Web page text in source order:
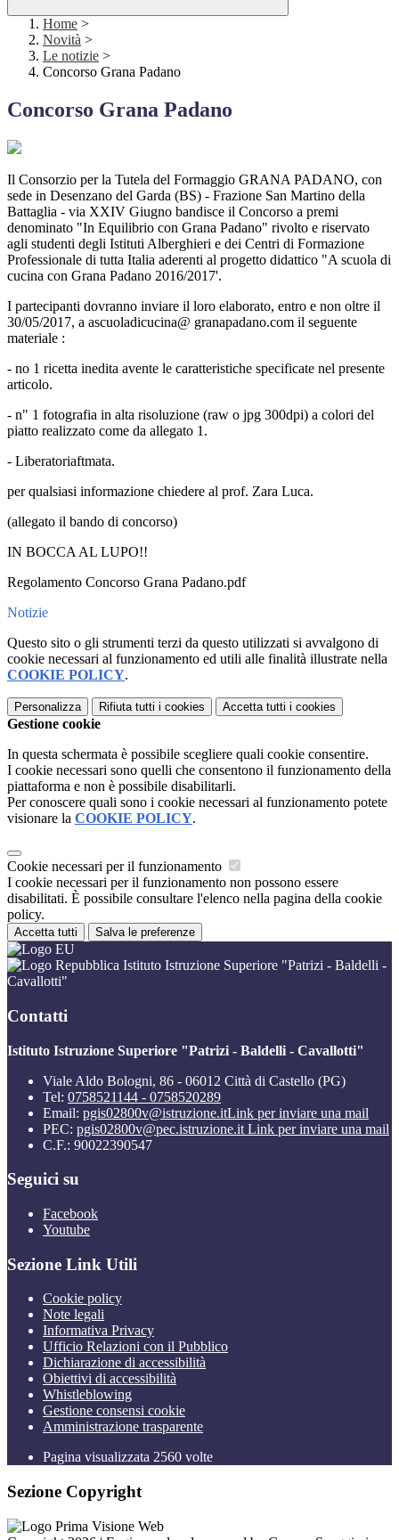
Home >
Novità >
Le notizie >
Concorso Grana Padano
Concorso Grana Padano
Il Consorzio per la Tutela del Formaggio GRANA PADANO, con
sede in Desenzano del Garda (BS) - Frazione San Martino della
Battaglia - via XXIV Giugno bandisce il Concorso a premi
denominato "In Equilibrio con Grana Padano" rivolto e riservato
agli studenti degli Istituti Alberghieri e dei Centri di Formazione
Professionale di tutta Italia aderenti al progetto didattico "A scuola di
cucina con Grana Padano 2016/2017'.
I partecipanti dovranno inviare il loro elaborato, entro e non oltre il
30/05/2017, a ascuoladicucina@ granapadano.com il seguente
materiale :
- no 1 ricetta inedita avente le caratteristiche specificate nel presente
articolo.
- n" 1 fotografia in alta risoluzione (raw o jpg 300dpi) a colori del
piatto realizzato come da allegato 1.
- Liberatoriaftmata.
per qualsiasi informazione chiedere al prof. Zara Luca.
(allegato il bando di concorso)
IN BOCCA AL LUPO!!
Regolamento Concorso Grana Padano.pdf
Notizie
Questo sito o gli strumenti terzi da questo utilizzati si avvalgono di
cookie necessari al funzionamento ed utili alle finalità illustrate nella
COOKIE POLICY.
Personalizza Rifiuta tutti i cookies Accetta tutti i cookies
Gestione cookie
In questa schermata è possibile scegliere quali cookie consentire.
I cookie necessari sono quelli che consentono il funzionamento della
piattaforma e non è possibile disabilitarli.
Per conoscere quali sono i cookie necessari al funzionamento potete
visionare la COOKIE POLICY.
Cookie necessari per il funzionamento
I cookie necessari per il funzionamento non possono essere
disabilitati. È possibile consultare l'elenco nella pagina della cookie
policy.
Accetta tutti Salva le preferenze
Istituto Istruzione Superiore "Patrizi - Baldelli -
Cavallotti"
Contatti
Istituto Istruzione Superiore "Patrizi - Baldelli - Cavallotti"
Viale Aldo Bologni, 86 - 06012 Città di Castello (PG)
Tel: 0758521144 - 0758520289
Email: pgis02800v@istruzione.itLink per inviare una mail
PEC: pgis02800v@pec.istruzione.it Link per inviare una mail
C.F.: 90022390547
Seguici su
Facebook
Youtube
Sezione Link Utili
Cookie policy
Note legali
Informativa Privacy
Ufficio Relazioni con il Pubblico
Dichiarazione di accessibilità
Obiettivi di accessibilità
Whistleblowing
Gestione consensi cookie
Amministrazione trasparente
Pagina visualizzata 2560 volte
Sezione Copyright